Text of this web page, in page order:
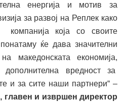
енергија и мотив за
за развој на Реплек како
компанија која со своите
ќе дава значителни
македонската економија,
дополнителна вредност за
и за сите наши партнери“ –
и извршен директор